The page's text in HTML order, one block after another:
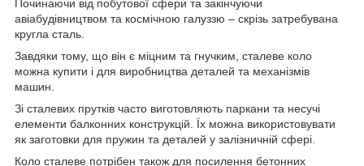
Починаючи від побутової сфери та закінчуючи
авіабудівництвом та космічною галуззю – скрізь затребувана
кругла сталь.
Завдяки тому, що він є міцним та гнучким, сталеве коло
можна купити і для виробництва деталей та механізмів
машин.
Зі сталевих прутків часто виготовляють паркани та несучі
елементи балконних конструкцій. Їх можна використовувати
як заготовки для пружин та деталей у залізничній сфері.
Коло сталеве потрібен також для посилення бетонних